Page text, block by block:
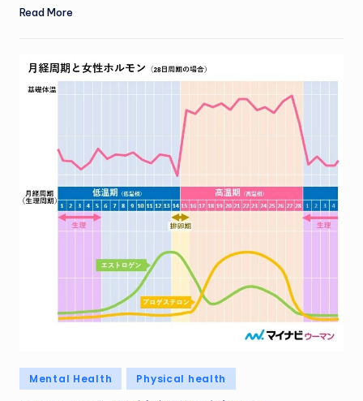
Read More
Posted
in
Mental Health Physical health